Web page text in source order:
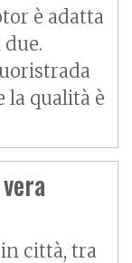
è adatta
la qualità è
città, tra